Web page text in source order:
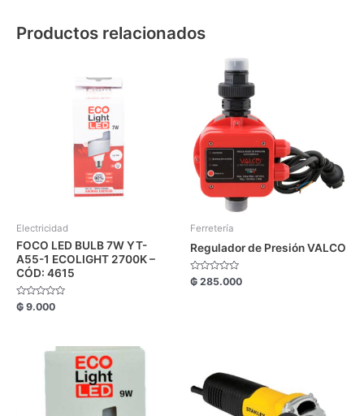
Productos relacionados
Electricidad
FOCO LED BULB 7W YT-
A55-1 ECOLIGHT 2700K –
CÓD: 4615
Valorado
con
₲ 9.000
Ferretería
Regulador de Presión VALCO
Valorado
con
₲ 285.000